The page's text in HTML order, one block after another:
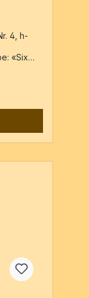
4, h-
«Six
Joseph
& 7